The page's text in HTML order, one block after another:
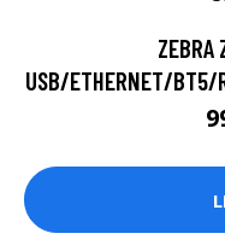
ZEBRA
USB/ETHERNET/BT5/